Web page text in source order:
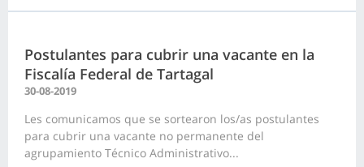
Postulantes para cubrir una vacante en la
Fiscalía Federal de Tartagal
30-08-2019
Les comunicamos que se sortearon los/as postulantes
para cubrir una vacante no permanente del
agrupamiento Técnico Administrativo...